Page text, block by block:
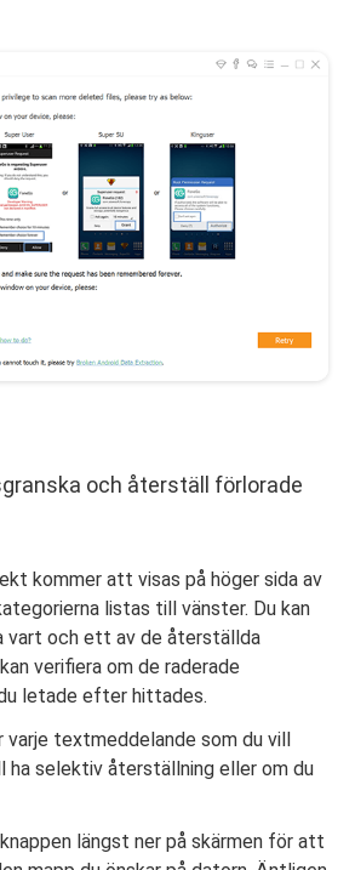
och återställ förlorade
kommer att visas på höger sida av
listas till vänster. Du kan
vart och ett av de återställda
verifiera om de raderade
letade efter hittades.
varje textmeddelande som du vill
ha selektiv återställning eller om du
knappen längst ner på skärmen för att